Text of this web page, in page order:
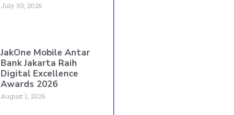
July 30, 2026
JakOne Mobile Antar
Bank Jakarta Raih
Digital Excellence
Awards 2026
August 1, 2026